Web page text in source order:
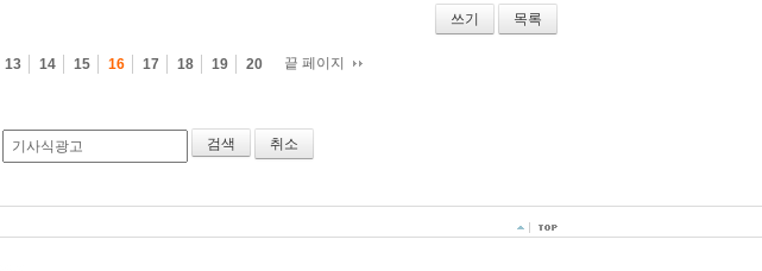
쓰기 목록
13 14 15 16 17 18 19 20 끝 페이지
취소